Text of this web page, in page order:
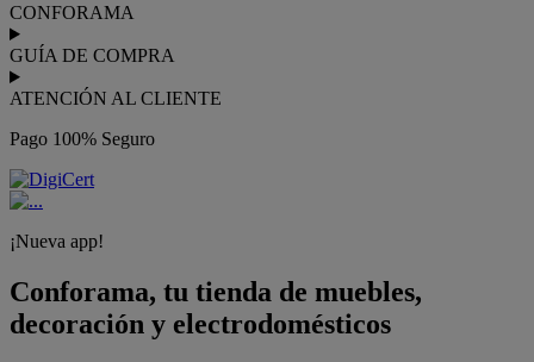
CONFORAMA
GUÍA DE COMPRA
ATENCIÓN AL CLIENTE
Pago 100% Seguro
¡Nueva app!
Conforama, tu tienda de muebles,
decoración y electrodomésticos